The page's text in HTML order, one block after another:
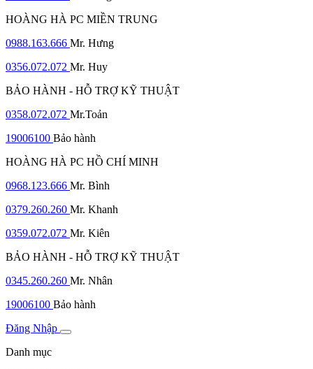
HOÀNG HÀ PC MIỀN TRUNG
0988.163.666 Mr. Hưng
0356.072.072 Mr. Huy
BẢO HÀNH - HỖ TRỢ KỸ THUẬT
0358.072.072 Mr.Toản
19006100 Bảo hành
HOÀNG HÀ PC HỒ CHÍ MINH
0968.123.666 Mr. Bình
0379.260.260 Mr. Khanh
0359.072.072 Mr. Kiên
BẢO HÀNH - HỖ TRỢ KỸ THUẬT
0345.260.260 Mr. Nhân
19006100 Bảo hành
Đăng Nhập
Danh mục